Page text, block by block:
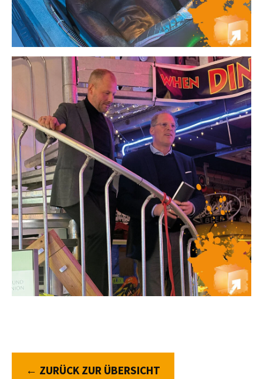
← ZURÜCK ZUR ÜBERSICHT